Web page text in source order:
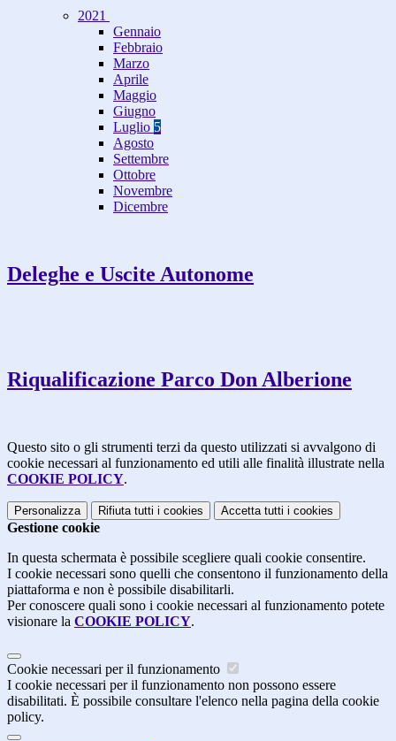
2021
Gennaio
Febbraio
Marzo
Aprile
Maggio
Giugno
Luglio 5
Agosto
Settembre
Ottobre
Novembre
Dicembre
Deleghe e Uscite Autonome
Riqualificazione Parco Don Alberione
Questo sito o gli strumenti terzi da questo utilizzati si avvalgono di
cookie necessari al funzionamento ed utili alle finalità illustrate nella
COOKIE POLICY.
Personalizza Rifiuta tutti i cookies Accetta tutti i cookies
Gestione cookie
In questa schermata è possibile scegliere quali cookie consentire.
I cookie necessari sono quelli che consentono il funzionamento della
piattaforma e non è possibile disabilitarli.
Per conoscere quali sono i cookie necessari al funzionamento potete
visionare la COOKIE POLICY.
Cookie necessari per il funzionamento
I cookie necessari per il funzionamento non possono essere
disabilitati. È possibile consultare l'elenco nella pagina della cookie
policy.